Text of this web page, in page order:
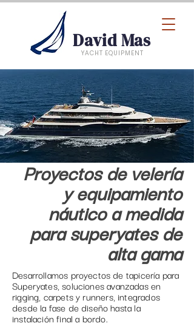
David Mas
YACHT EQUIPMENT
Proyectos de velería
y equipamiento
náutico a medida
para superyates de
alta gama
Desarrollamos proyectos de tapicería para
Superyates, soluciones avanzadas en
rigging, carpets y runners, integrados
desde la fase de diseño hasta la
instalación final a bordo.